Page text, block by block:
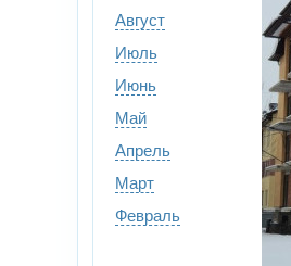
Август
Июль
Июнь
Май
Апрель
Март
Февраль